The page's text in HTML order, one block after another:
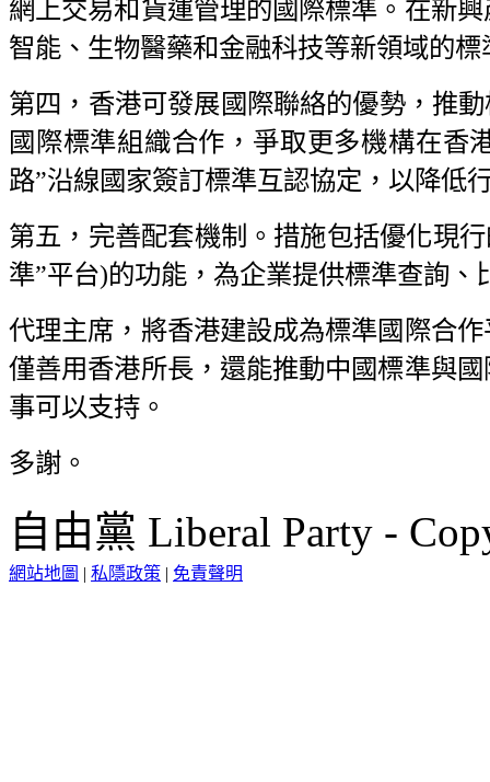
網上交易和貨運管理的國際標準。在新
智能、生物醫藥和金融科技等新領域的標
第四，香港可發展國際聯絡的優勢，推
國際標準組織合作，爭取更多機構在香
路”沿線國家簽訂標準互認協定，以降低
第五，完善配套機制。措施包括優化現
準”平台)的功能，為企業提供標準查詢、
代理主席，將香港建設成為標準國際合
僅善用香港所長，還能推動中國標準與
事可以支持。
多謝。
自由黨 Liberal Party -
網站地圖 | 私隱政策 | 免責聲明